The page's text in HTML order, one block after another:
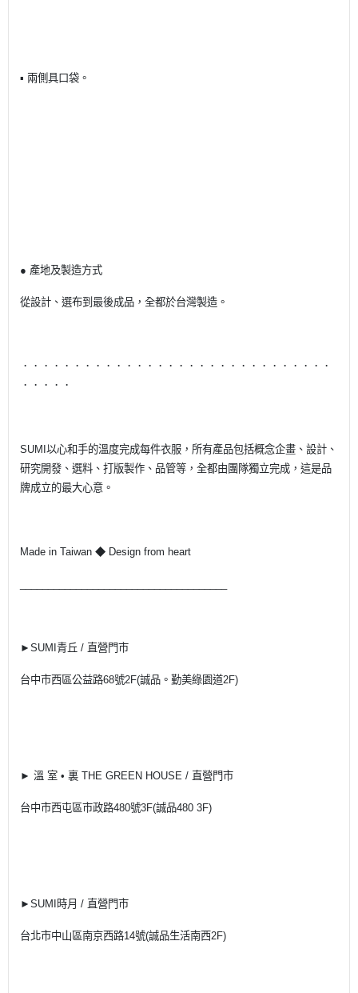
▪ 兩側具口袋。
● 產地及製造方式
從設計、選布到最後成品，全都於台灣製造。
．．．．．．．．．．．．．．．．．．．．．．．．．．．．．．
．．．．．
SUMI以心和手的溫度完成每件衣服，所有產品包括概念企畫、設計、
研究開發、選料、打版製作、品管等，全都由團隊獨立完成，這是品
牌成立的最大心意。
Made in Taiwan ◆ Design from heart
►SUMI青丘 / 直營門市
台中市西區公益路68號2F(誠品。勤美綠園道2F)
► 溫 室 • 裏 THE GREEN HOUSE / 直營門市
台中市西屯區市政路480號3F(誠品480 3F)
►SUMI時月 / 直營門市
台北市中山區南京西路14號(誠品生活南西2F)